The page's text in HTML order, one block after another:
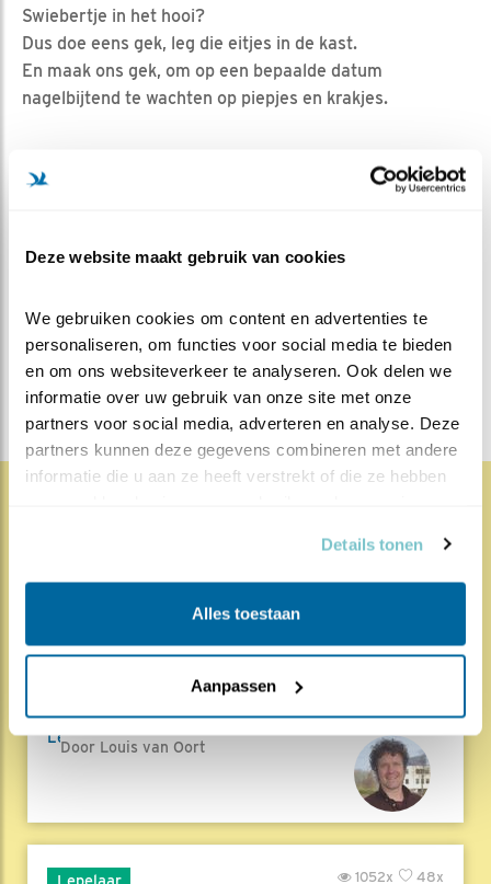
Deze website maakt gebruik van cookies
We gebruiken cookies om content en advertenties te
personaliseren, om functies voor social media te bieden
en om ons websiteverkeer te analyseren. Ook delen we
informatie over uw gebruik van onze site met onze
partners voor social media, adverteren en analyse. Deze
partners kunnen deze gegevens combineren met andere
informatie die u aan ze heeft verstrekt of die ze hebben
Details tonen
Alles toestaan
Aanpassen
Swiebertje in het hooi?
Dus doe eens gek, leg die eitjes in de kast.
En maak ons gek, om op een bepaalde datum
nagelbijtend te wachten op piepjes en krakjes.
Bewaar deze blog
Lente blogs
DEEL DIT BERICHT
Herleef de Lente: de vele
17.07.26Beleef de Lente zit erop; seizoen 20 is
gedaan. Een jubileumseizoen laat je sowieso n..
Lees meer
Door Louis van Oort
Lepelaar 48x
1052x